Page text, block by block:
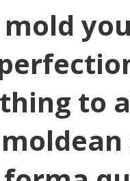
mold
to